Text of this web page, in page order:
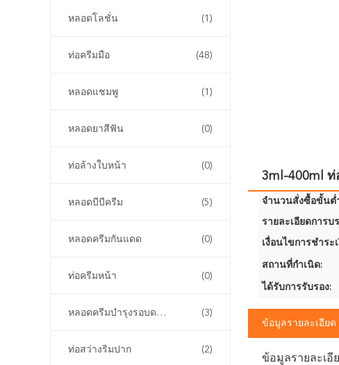
หลอดโลชั่น (1)
ท่อครีมมือ (48)
หลอดแชมพู (1)
หลอดยาสีฟัน (0)
ท่อล้างใบหน้า (0)
หลอดบีบีครีม (5)
หลอดครีมกันแดด (0)
ท่อครีมหน้า (0)
หลอดครีมบำรุงรอบดวงตา (3)
ท่อสว่างริมปาก (2)
3ml-400ml
จำนวนสั่งซื้อขั้นต่
รายละเอียดการบ
เงื่อนไขการชำระ
สถานที่กำเนิด:
ได้รับการรับรอง:
ข้อมูลรายละเอียด
ข้อมูลรายละเอี